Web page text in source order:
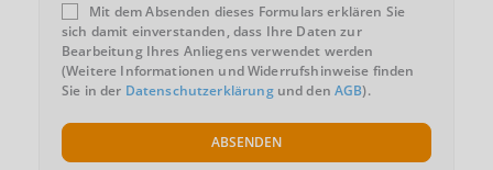
Mit dem Absenden dieses Formulars erklären Sie
sich damit einverstanden, dass Ihre Daten zur
Bearbeitung Ihres Anliegens verwendet werden
(Weitere Informationen und Widerrufshinweise finden
Sie in der Datenschutzerklärungund denAGB).
ABSENDEN